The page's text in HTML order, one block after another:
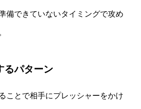
備できていないタイミングで攻め
るパターン
ことで相手にプレッシャーをかけ